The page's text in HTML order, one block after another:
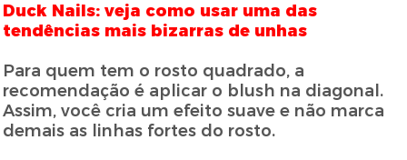
Duck Nails: veja como usar uma das
tendências mais bizarras de unhas
Para quem tem o rosto quadrado, a
recomendação é aplicar o blush na diagonal.
Assim, você cria um efeito suave e não marca
demais as linhas fortes do rosto.